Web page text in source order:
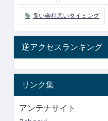
良い会社悪いタイミング
逆アクセスランキング
リンク集
アンテナサイト